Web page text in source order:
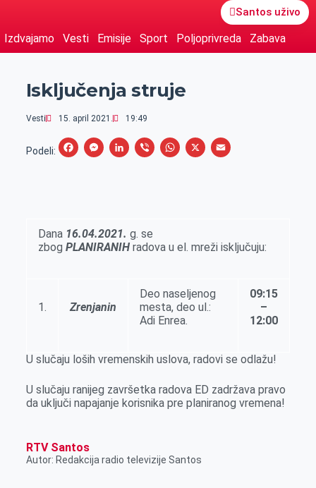
Santos uživo
Izdvajamo Vesti Emisije Sport Poljoprivreda Zabava
Isključenja struje
Vesti 15. april 2021. 19:49
Podeli:
F
o
M
n
r
L
d
V
W
A
X
E
Dana 16.04.2021. g. se
zbog PLANIRANIH radova u el. mreži isključuju:
1. Zrenjanin
Deo naseljenog
mesta, deo ul.:
Adi Enrea.
09:15
–
12:00
U slučaju loših vremenskih uslova, radovi se odlažu!
U slučaju ranijeg završetka radova ED zadržava pravo
da uključi napajanje korisnika pre planiranog vremena!
RTV Santos
Autor: Redakcija radio televizije Santos